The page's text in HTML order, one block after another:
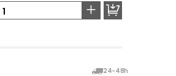
+
24-48h